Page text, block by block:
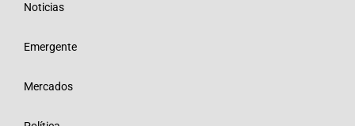
Noticias
Emergente
Mercados